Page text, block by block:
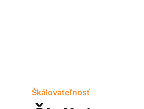
Škálovateľnosť